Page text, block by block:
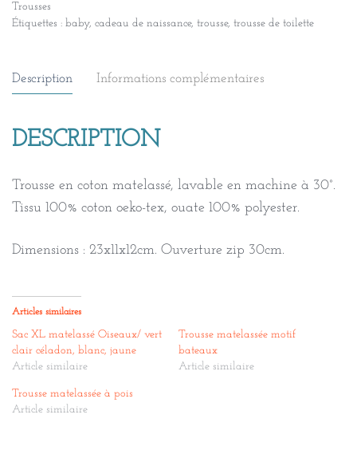
Trousses
Étiquettes : baby, cadeau de naissance, trousse, trousse de toilette
Description Informations complémentaires
DESCRIPTION
Trousse en coton matelassé, lavable en machine à 30°.
Tissu 100% coton oeko-tex, ouate 100% polyester.
Dimensions : 23x11x12cm. Ouverture zip 30cm.
Articles similaires
Sac XL matelassé Oiseaux/ vert
clair céladon, blanc, jaune
Article similaire
Trousse matelassée motif
bateaux
Article similaire
Trousse matelassée à pois
Article similaire